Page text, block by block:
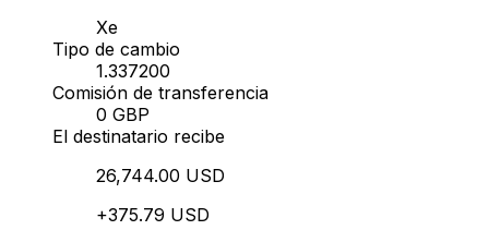
Xe
Tipo de cambio
1.337200
Comisión de transferencia
0 GBP
El destinatario recibe
26,744.00 USD
+375.79 USD